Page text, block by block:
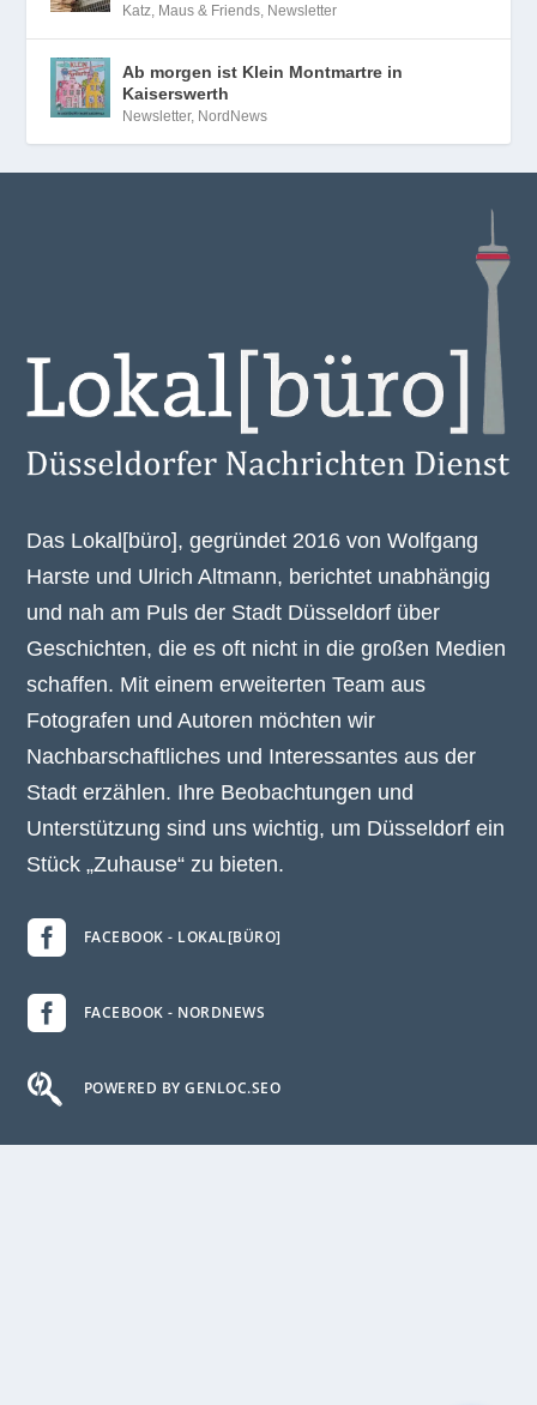
Katz, Maus & Friends, Newsletter
Ab morgen ist Klein Montmartre in
Kaiserswerth
Newsletter, NordNews
Das Lokal[büro], gegründet 2016 von Wolfgang
Harste und Ulrich Altmann, berichtet unabhängig
und nah am Puls der Stadt Düsseldorf über
Geschichten, die es oft nicht in die großen Medien
schaffen. Mit einem erweiterten Team aus
Fotografen und Autoren möchten wir
Nachbarschaftliches und Interessantes aus der
Stadt erzählen. Ihre Beobachtungen und
Unterstützung sind uns wichtig, um Düsseldorf ein
Stück „Zuhause“ zu bieten.
 FACEBOOK - LOKAL[BÜRO]
 FACEBOOK - NORDNEWS
 POWERED BY GENLOC.SEO